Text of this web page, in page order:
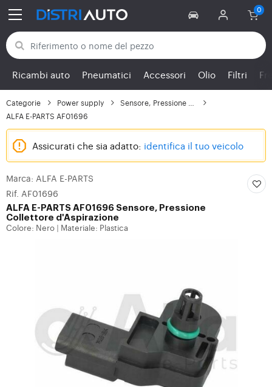
Torna alle categorie
Ricambi auto Pneumatici Accessori Olio Filtri
Categorie Power supply
ALFA E-PARTS AF01696
Assicurati che sia adatto: identifica il tuo veicolo
Marca: ALFA E-PARTS
Rif. AF01696
ALFA E-PARTS AF01696 Sensore, Pressione
Collettore d'Aspirazione
Colore: Nero Materiale: Plastica